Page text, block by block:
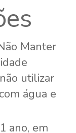
Manter
utilizar
água e
1 ano, em